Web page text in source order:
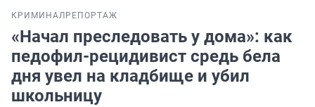
КРИМИНАЛ РЕПОРТАЖ
«Начал преследовать у дома»: как
педофил-рецидивист средь бела
дня увел на кладбище и убил
школьницу